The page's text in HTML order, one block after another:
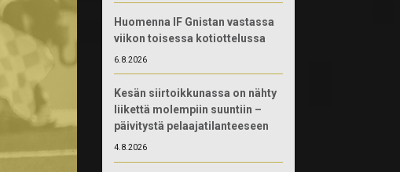
Huomenna IF Gnistan vastassa
viikon toisessa kotiottelussa
6.8.2026
Kesän siirtoikkunassa on nähty
liikettä molempiin suuntiin –
päivitystä pelaajatilanteeseen
4.8.2026